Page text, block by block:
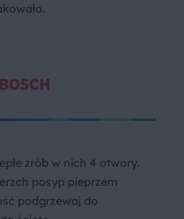
zrób w nich 4 otwory.
posyp pieprzem
podgrzewaj do